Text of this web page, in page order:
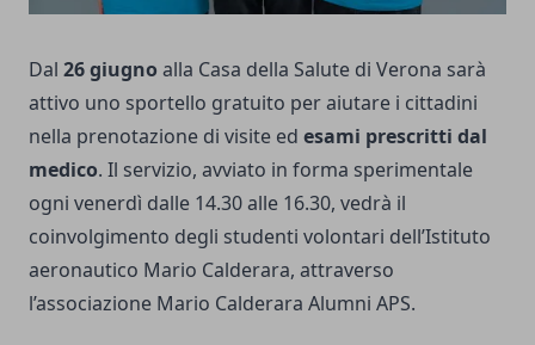
Dal 26 giugno alla Casa della Salute di Verona sarà
attivo uno sportello gratuito per aiutare i cittadini
nella prenotazione di visite ed esami prescritti dal
medico. Il servizio, avviato in forma sperimentale
ogni venerdì dalle 14.30 alle 16.30, vedrà il
coinvolgimento degli studenti volontari dell’Istituto
aeronautico Mario Calderara, attraverso
l’associazione Mario Calderara Alumni APS.